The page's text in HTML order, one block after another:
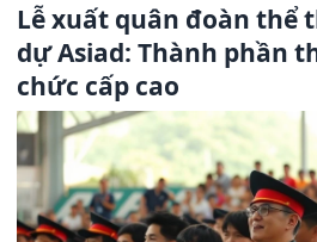
Lễ xuất quân đoàn thể
dự Asiad: Thành phần
chức cấp cao